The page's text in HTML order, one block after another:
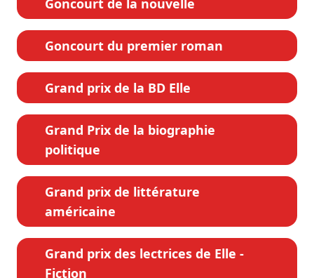
Goncourt du premier roman
Grand prix de la BD Elle
Grand Prix de la biographie
politique
Grand prix de littérature
américaine
Grand prix des lectrices de Elle -
Fiction